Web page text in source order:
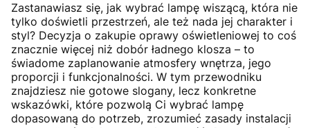
Zastanawiasz się, jak wybrać lampę wiszącą, która nie
tylko doświetli przestrzeń, ale też nada jej charakter i
styl? Decyzja o zakupie oprawy oświetleniowej to coś
znacznie więcej niż dobór ładnego klosza – to
świadome zaplanowanie atmosfery wnętrza, jego
proporcji i funkcjonalności. W tym przewodniku
znajdziesz nie gotowe slogany, lecz konkretne
wskazówki, które pozwolą Ci wybrać lampę
dopasowaną do potrzeb, zrozumieć zasady instalacji